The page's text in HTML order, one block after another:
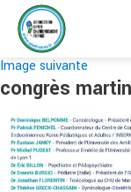
Image suivante
congrès